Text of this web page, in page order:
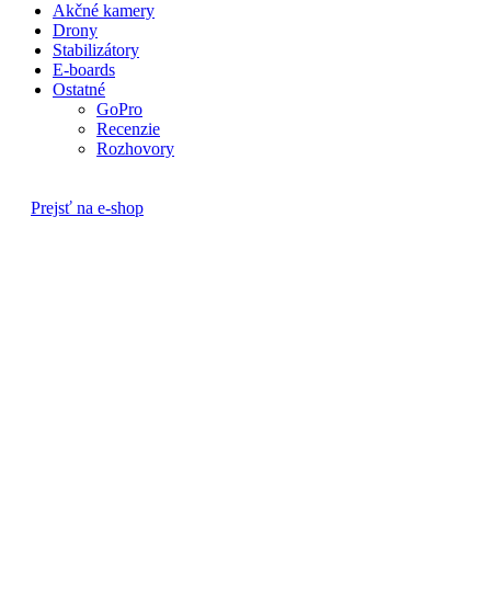
Akčné kamery
Drony
Stabilizátory
E-boards
Ostatné
GoPro
Recenzie
Rozhovory
Prejsť na e-shop